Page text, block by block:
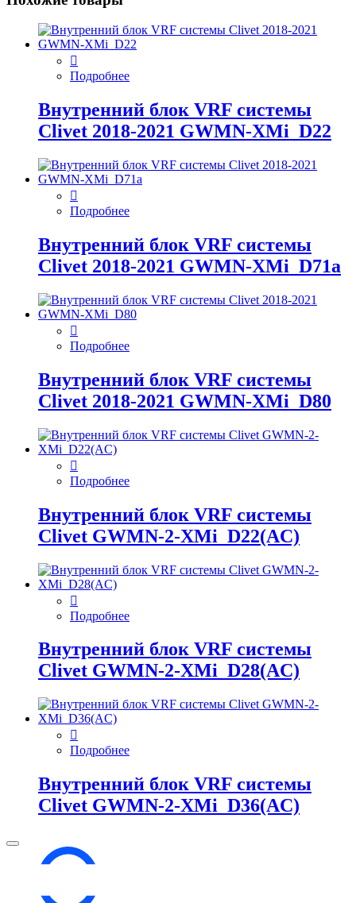
Подробнее
Внутренний блок VRF системы
Clivet 2018-2021 GWMN-XMi_D22
Подробнее
Внутренний блок VRF системы
Clivet 2018-2021 GWMN-XMi_D71а
Подробнее
Внутренний блок VRF системы
Clivet 2018-2021 GWMN-XMi_D80
Подробнее
Внутренний блок VRF системы
Clivet GWMN-2-XMi_D22(AC)
Подробнее
Внутренний блок VRF системы
Clivet GWMN-2-XMi_D28(AC)
Подробнее
Внутренний блок VRF системы
Clivet GWMN-2-XMi_D36(AC)